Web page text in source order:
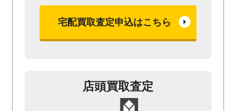
宅配買取査定申込はこちら
店頭買取査定